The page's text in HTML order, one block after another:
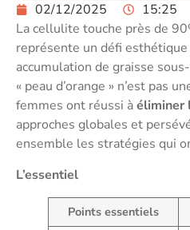
02/12/2025
15:25
La cellulite touche près de
représente un défi
accumulation de graisse
« peau d’orange » n’est pas
femmes ont réussi àéliminer
approches globales et
ensemble les stratégies qui
L’essentiel
Points essentiels